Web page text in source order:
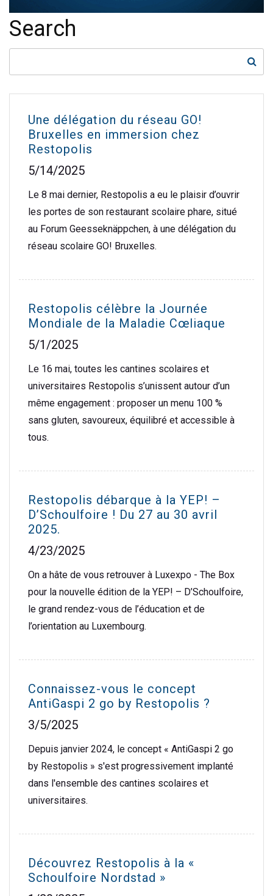
Search
Une délégation du réseau GO!
Bruxelles en immersion chez
Restopolis
5/14/2025
Le 8 mai dernier, Restopolis a eu le plaisir d’ouvrir
les portes de son restaurant scolaire phare, situé
au Forum Geesseknäppchen, à une délégation du
réseau scolaire GO! Bruxelles.
Restopolis célèbre la Journée
Mondiale de la Maladie Cœliaque
5/1/2025
Le 16 mai, toutes les cantines scolaires et
universitaires Restopolis s’unissent autour d’un
même engagement : proposer un menu 100 %
sans gluten, savoureux, équilibré et accessible à
tous.
Restopolis débarque à la YEP! –
D’Schoulfoire ! Du 27 au 30 avril
2025.
4/23/2025
On a hâte de vous retrouver à Luxexpo - The Box
pour la nouvelle édition de la YEP! – D’Schoulfoire,
le grand rendez-vous de l’éducation et de
l’orientation au Luxembourg.
Connaissez-vous le concept
AntiGaspi 2 go by Restopolis ?
3/5/2025
Depuis janvier 2024, le concept « AntiGaspi 2 go
by Restopolis » s'est progressivement implanté
dans l'ensemble des cantines scolaires et
universitaires.
Découvrez Restopolis à la «
Schoulfoire Nordstad »